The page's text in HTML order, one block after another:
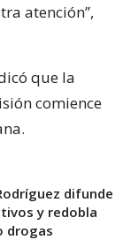
atención”,
que la
comience
difunde
y redobla
drogas